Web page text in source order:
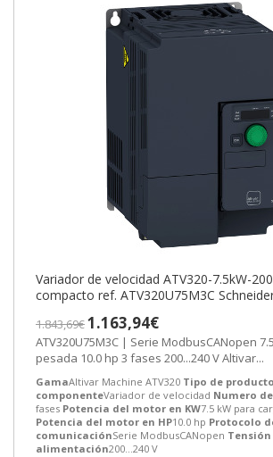
Variador de velocidad ATV320-7.5kW-
compacto ref. ATV320U75M3C
1.843,69€1.163,94€
ATV320U75M3C | Serie ModbusCANopen
pesada 10.0 hp 3 fases 200...240 V Altivar...
GamaAltivar Machine ATV320 Tipo de
componenteVariador de velocidad Numero
fases Potencia del motor en KW7.5 kW para
Potencia del motor en HP10.0 hp Protocolo
comunicaciónSerie ModbusCANopen Tensión
alimentación200...240 V